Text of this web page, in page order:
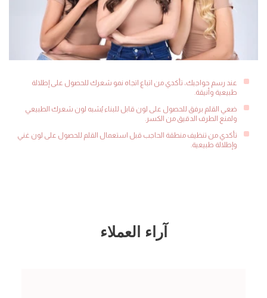
عند رسم حواجبك، تأكدي من اتباع اتجاه نمو شعرك للحصول على إطلالة
طبيعية وأنيقة.
ضعي القلم برفق للحصول على لون قابل للبناء يُشبه لون شعرك الطبيعي
ولمنع الطرف الدقيق من الكسر.
تأكدي من تنظيف منطقة الحاجب قبل استعمال القلم للحصول على لون غني
وإطلالة طبيعية.
آراء العملاء